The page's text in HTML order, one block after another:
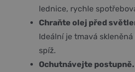
lednice, rychle
Chraňte olej před
Ideální je tmavá
spíž.
Ochutnávejte postupně.